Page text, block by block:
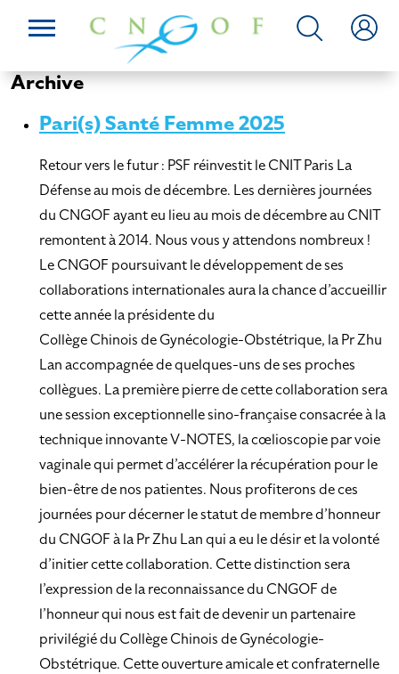
Archive
Pari(s) Santé Femme 2025
Retour vers le futur : PSF réinvestit le CNIT Paris La
Défense au mois de décembre. Les dernières journées
du CNGOF ayant eu lieu au mois de décembre au CNIT
remontent à 2014. Nous vous y attendons nombreux !
Le CNGOF poursuivant le développement de ses
collaborations internationales aura la chance d’accueillir
cette année la présidente du
Collège Chinois de Gynécologie-Obstétrique, la Pr Zhu
Lan accompagnée de quelques-uns de ses proches
collègues. La première pierre de cette collaboration sera
une session exceptionnelle sino-française consacrée à la
technique innovante V-NOTES, la cœlioscopie par voie
vaginale qui permet d’accélérer la récupération pour le
bien-être de nos patientes. Nous profiterons de ces
journées pour décerner le statut de membre d’honneur
du CNGOF à la Pr Zhu Lan qui a eu le désir et la volonté
d’initier cette collaboration. Cette distinction sera
l’expression de la reconnaissance du CNGOF de
l’honneur qui nous est fait de devenir un partenaire
privilégié du Collège Chinois de Gynécologie-
Obstétrique. Cette ouverture amicale et confraternelle